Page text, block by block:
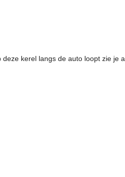
kerel langs de auto loopt zie je